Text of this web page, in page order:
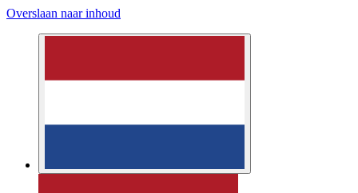
Overslaan naar inhoud